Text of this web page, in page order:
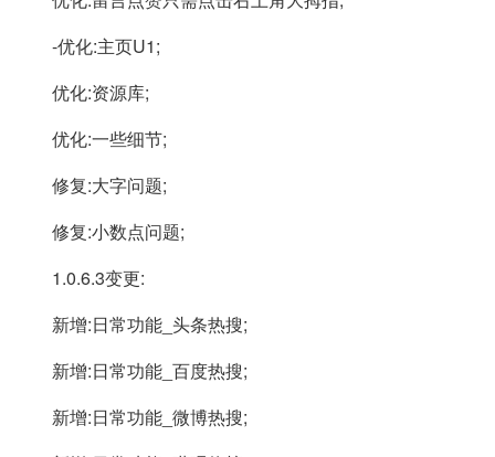
-优化:主页U1;
优化:资源库;
优化:一些细节;
修复:大字问题;
修复:小数点问题;
1.0.6.3变更:
新增:日常功能_头条热搜;
新增:日常功能_百度热搜;
新增:日常功能_微博热搜;